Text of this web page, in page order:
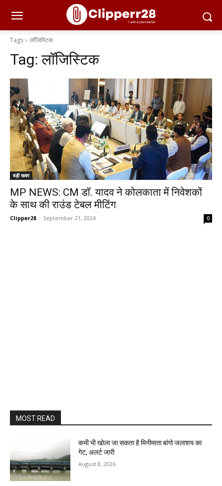
Tags लॉजिस्टिक
Tag:लॉजिस्टिक
बड़ी खबर
MP NEWS: CM डॉ. यादव ने कोलकाता में निवेशकों
के साथ की राउंड टेबल मीटिंग
Clipper28 - September 21, 2024 0
MOST READ
कभी भी खोला जा सकता है मिनीमाता बांगो जलाशय का
गेट, अलर्ट जारी
August 8, 2026